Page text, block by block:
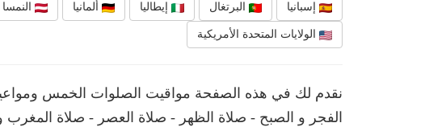
إسبانيا البرتغال إيطاليا ألمانيا النمسا
الولايات المتحدة الأمريكية
الفجر و الصبح - صلاة الظهر - صلاة العصر - صلاة المغرب